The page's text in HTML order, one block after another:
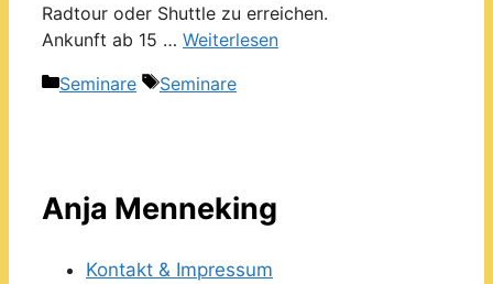
Radtour oder Shuttle zu erreichen.
Ankunft ab 15 … Weiterlesen
Kategorien
Seminare Schlagwörter
Seminare
Anja Menneking
Kontakt & Impressum